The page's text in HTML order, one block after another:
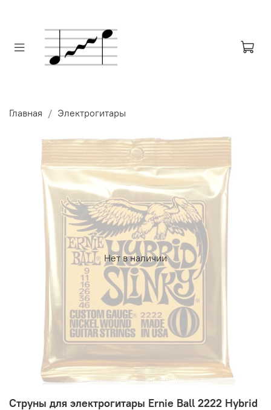
Главная Электрогитары
Нет в наличии
Струны для электрогитары Ernie Ball 2222 Hybrid